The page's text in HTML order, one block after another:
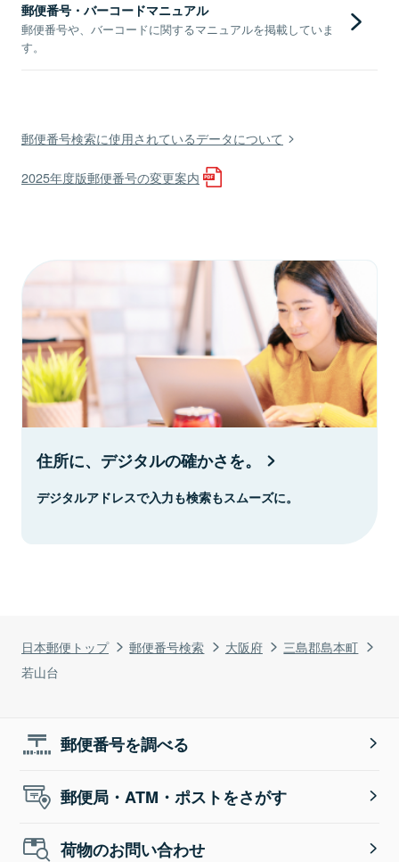
日本郵便トップ 郵便番号検索 大阪府
三島郡島本町
若山台
郵便番号・バーコードマニュアル
郵便番号や、バーコードに関するマニュアルを掲載していま
す。
郵便番号検索に使用されているデータについて
2025年度版郵便番号の変更案内
住所に、デジタルの確かさを。
デジタルアドレスで入力も検索もスムーズに。
郵便番号を調べる
郵便局・ATM・ポストをさがす
荷物のお問い合わせ